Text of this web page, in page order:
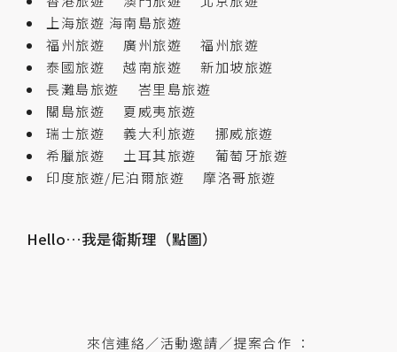
上海旅遊 海南島旅遊
福州旅遊
廣州旅遊
福州旅遊
泰國旅遊
越南旅遊
新加坡旅遊
長灘島旅遊
峇里島旅遊
關島旅遊
夏威夷旅遊
瑞士旅遊
義大利旅遊
挪威旅遊
希臘旅遊
土耳其旅遊
葡萄牙旅遊
印度旅遊/尼泊爾旅遊
摩洛哥旅遊
Hello…我是衛斯理（點圖）
來信連絡／活動邀請／提案合作 ：